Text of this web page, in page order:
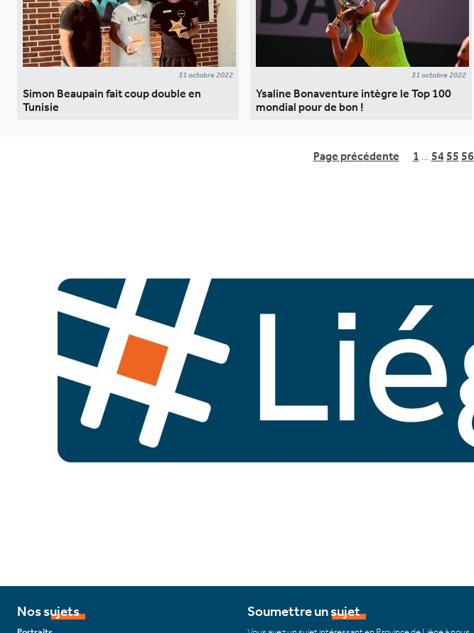
31 octobre 2022
Simon Beaupain fait coup double en
Tunisie
31 octobre 2022
Ysaline Bonaventure intègre le Top 100
mondial pour de bon !
Page précédente 1 … 54 55 56
Nos sujets Soumettre un sujet